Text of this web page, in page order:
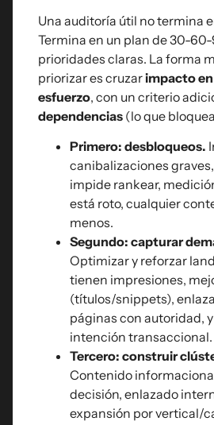
Una auditoría útil no termina
Termina en un plan de 30-
prioridades claras. La forma
priorizar es cruzarimpacto
esfuerzo, con un criterio
dependencias (lo que
Primero: desbloqueos.
canibalizaciones
impide rankear,
está roto, cualquier
menos.
Segundo: capturar
Optimizar y reforzar
tienen impresiones,
(títulos/snippets),
páginas con autoridad,
intención transaccional.
Tercero: construir
Contenido
decisión, enlazado
expansión por vertical/